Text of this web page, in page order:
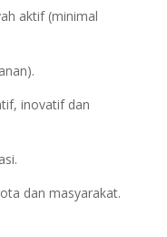
aktif (minimal
inovatif dan
dan masyarakat.